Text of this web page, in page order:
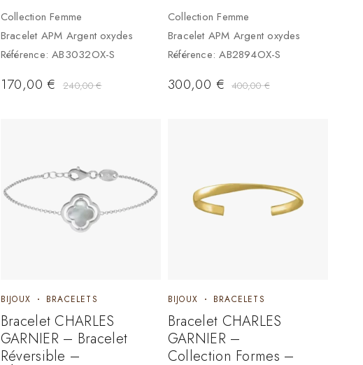
Collection Femme
Bracelet APM Argent oxydes
Référence: AB3032OX-S
240,00€
170,00€
Collection Femme
Bracelet APM Argent oxydes
Référence: AB2894OX-S
400,00€
300,00 €
BIJOUX BRACELETS
Bracelet CHARLES
GARNIER – Bracelet
Réversible –
BIJOUX BRACELETS
Bracelet CHARLES
GARNIER –
Collection Formes –